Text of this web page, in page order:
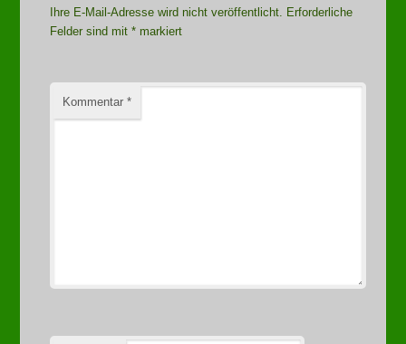
Ihre E-Mail-Adresse wird nicht veröffentlicht. Erforderliche
Felder sind mit* markiert
Kommentar*